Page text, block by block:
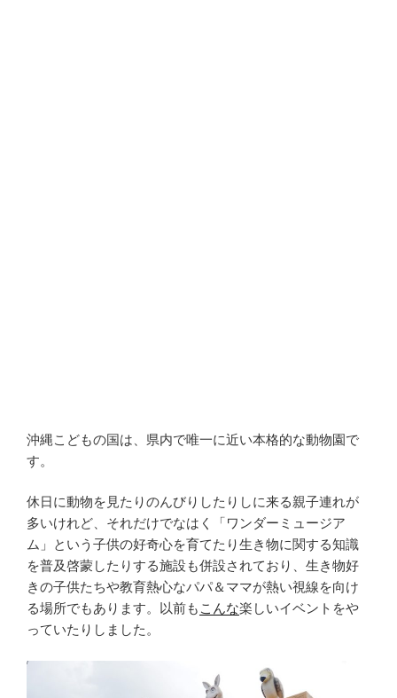
沖縄こどもの国は、県内で唯一に近い本格的な動物園で
す。
休日に動物を見たりのんびりしたりしに来る親子連れが
多いけれど、それだけでなはく「ワンダーミュージア
ム」という子供の好奇心を育てたり生き物に関する知識
を普及啓蒙したりする施設も併設されており、生き物好
きの子供たちや教育熱心なパパ＆ママが熱い視線を向け
る場所でもあります。以前も こんな楽しいイベントをや
っていたりしました。